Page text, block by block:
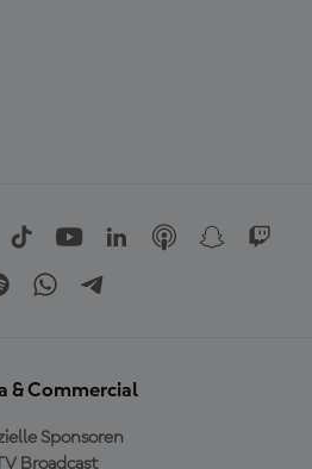
& Commercial
Sponsoren
Broadcast